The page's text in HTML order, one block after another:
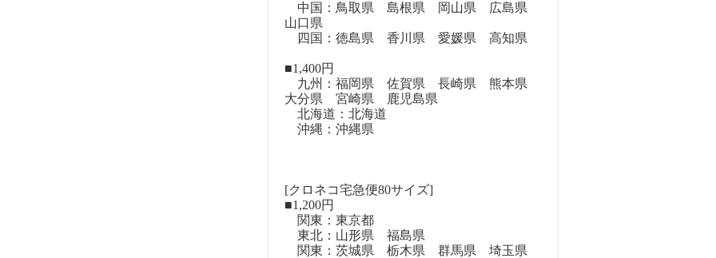
中国：鳥取県 島根県 岡山県 広島県
山口県
四国：徳島県 香川県 愛媛県 高知県
■1,400円
九州：福岡県 佐賀県 長崎県 熊本県
大分県 宮崎県 鹿児島県
北海道：北海道
沖縄：沖縄県
[クロネコ宅急便80サイズ]
■1,200円
関東：東京都
東北：山形県 福島県
関東：茨城県 栃木県 群馬県 埼玉県